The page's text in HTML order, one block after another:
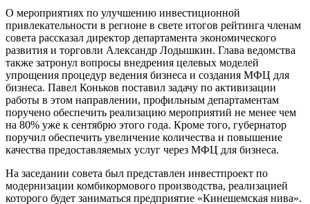
О мероприятиях по улучшению инвестиционной
привлекательности в регионе в свете итогов рейтинга членам
совета рассказал директор департамента экономического
развития и торговли Александр Лодышкин. Глава ведомства
также затронул вопросы внедрения целевых моделей
упрощения процедур ведения бизнеса и создания МФЦ для
бизнеса. Павел Коньков поставил задачу по активизации
работы в этом направлении, профильным департаментам
поручено обеспечить реализацию мероприятий не менее чем
на 80% уже к сентябрю этого года. Кроме того, губернатор
поручил обеспечить увеличение количества и повышение
качества предоставляемых услуг через МФЦ для бизнеса.
На заседании совета был представлен инвестпроект по
модернизации комбикормового производства, реализацией
которого будет заниматься предприятие «Кинешемская нива».